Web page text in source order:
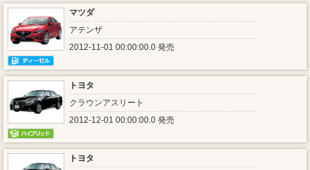
マツダ
アテンザ
2012-11-01 00:00:00.0 発売
トヨタ
クラウンアスリート
2012-12-01 00:00:00.0 発売
トヨタ